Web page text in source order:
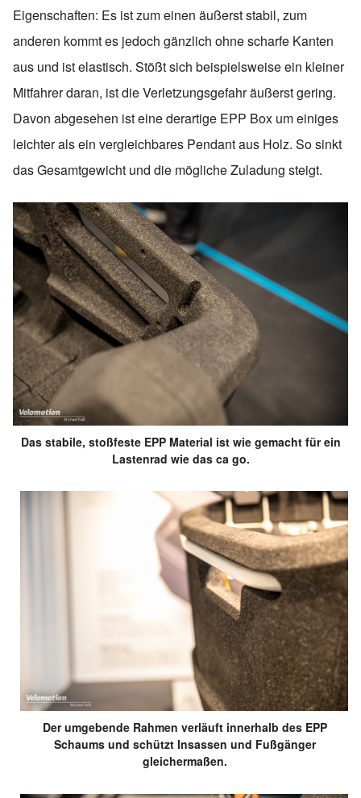
Eigenschaften: Es ist zum einen äußerst stabil, zum
anderen kommt es jedoch gänzlich ohne scharfe Kanten
aus und ist elastisch. Stößt sich beispielsweise ein kleiner
Mitfahrer daran, ist die Verletzungsgefahr äußerst gering.
Davon abgesehen ist eine derartige EPP Box um einiges
leichter als ein vergleichbares Pendant aus Holz. So sinkt
das Gesamtgewicht und die mögliche Zuladung steigt.
Das stabile, stoßfeste EPP Material ist wie gemacht für ein
Lastenrad wie das ca go.
Der umgebende Rahmen verläuft innerhalb des EPP
Schaums und schützt Insassen und Fußgänger
gleichermaßen.